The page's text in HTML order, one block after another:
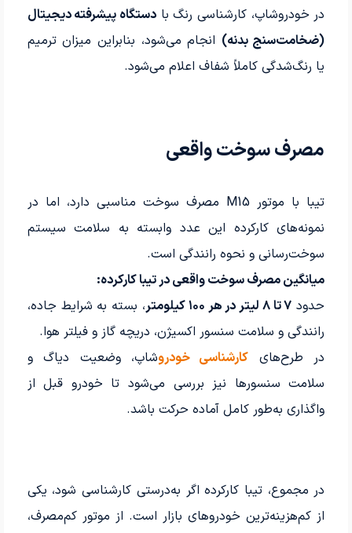
در خودرو‌شاپ، کارشناسی رنگ با دستگاه پیشرفته دیجیتال
(ضخامت‌سنج بدنه) انجام می‌شود، بنابراین میزان ترمیم
یا رنگ‌شدگی کاملاً شفاف اعلام می‌شود.
مصرف سوخت واقعی
تیبا با موتور M15 مصرف سوخت مناسبی دارد، اما در
نمونه‌های کارکرده این عدد وابسته به سلامت سیستم
سوخت‌رسانی و نحوه رانندگی است.
میانگین مصرف سوخت واقعی در تیبا کارکرده:
حدود ۷ تا ۸ لیتر در هر ۱۰۰ کیلومتر
، بسته به شرایط جاده،
رانندگی و سلامت سنسور اکسیژن، دریچه گاز و فیلتر هوا.
در طرح‌های کارشناسی خودرو‌شاپ، وضعیت دیاگ و
سلامت سنسورها نیز بررسی می‌شود تا خودرو قبل از
واگذاری به‌طور کامل آماده حرکت باشد.
در مجموع، تیبا کارکرده اگر به‌درستی کارشناسی شود، یکی
از کم‌هزینه‌ترین خودروهای بازار است. از موتور کم‌مصرف،